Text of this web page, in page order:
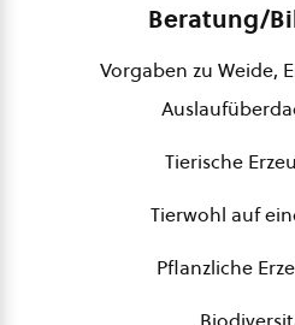
Beratung/
Vorgaben zu Weide,
Tierische
Tierwohl auf
Pflanzliche